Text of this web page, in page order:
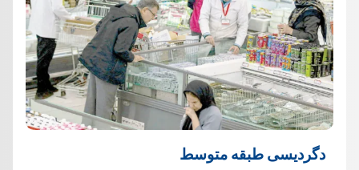
دگردیسی طبقه متوسط